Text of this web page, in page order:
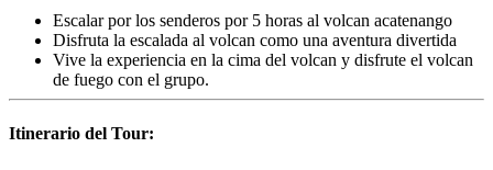
Escalar por los senderos por 5 horas al volcan acatenango
Disfruta la escalada al volcan como una aventura divertida
Vive la experiencia en la cima del volcan y disfrute el volcan
de fuego con el grupo.
Itinerario del Tour: